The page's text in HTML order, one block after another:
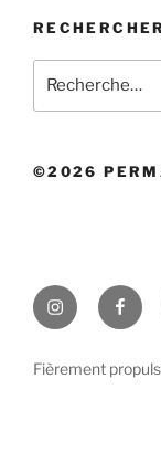
RECHERCHER
pour
©2026
Instagram
Fièrement